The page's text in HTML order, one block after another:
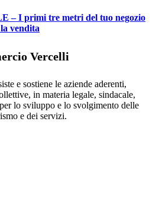
– I primi tre metri del tuo negozio
vendita
Vercelli
e sostiene le aziende aderenti,
in materia legale, sindacale,
lo sviluppo e lo svolgimento delle
e dei servizi.